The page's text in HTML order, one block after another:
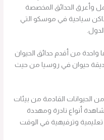
وأعرق الحدائق المخصصة
سياحية في موسكو التي
مما يجعلها واحدة من أقدم حدائق الحيوان
حديقة حيوان في روسيا من حيث
الحيوانات القادمة من بيئات
أنواع نادرة ومهددة
تعليمية وترفيهية في الوقت